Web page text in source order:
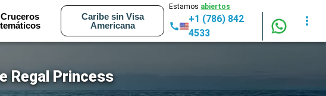
Cruceros
temáticos
Caribe sin Visa
Americana
Estamos abiertos
+1 (786) 842
4533
Regal Princess